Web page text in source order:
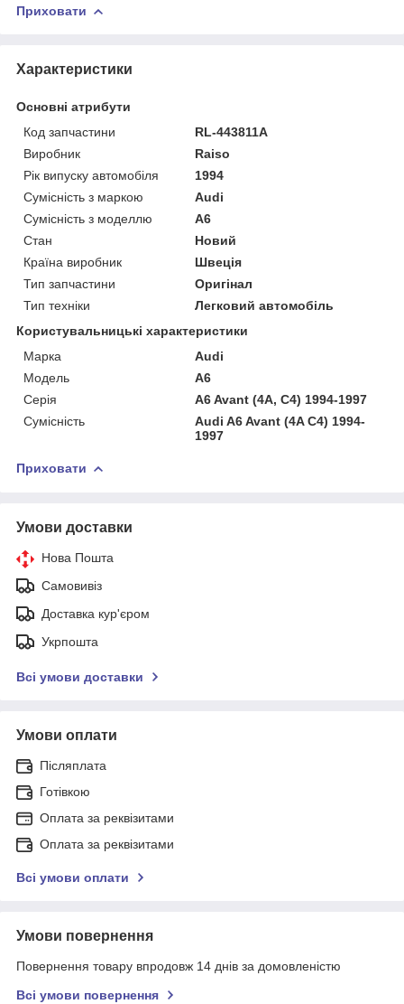
Приховати
Характеристики
Основні атрибути
Код запчастини
RL-443811A
Виробник
Raiso
Рік випуску автомобіля
1994
Сумісність з маркою
Audi
Сумісність з моделлю
A6
Стан
Новий
Країна виробник
Швеція
Тип запчастини
Оригінал
Тип техніки
Легковий автомобіль
Користувальницькі характеристики
Марка
Audi
Мoдель
A6
Серія
A6 Avant (4A, C4) 1994-1997
Сумісність
Audi A6 Avant (4A C4) 1994-
1997
Приховати
Умови доставки
Нова Пошта
Самовивіз
Доставка кур'єром
Укрпошта
Всі умови доставки
Умови оплати
Післяплата
Готівкою
Оплата за реквізитами
Оплата за реквізитами
Всі умови оплати
Умови повернення
Повернення товару впродовж 14 днів за домовленістю
Всі умови повернення